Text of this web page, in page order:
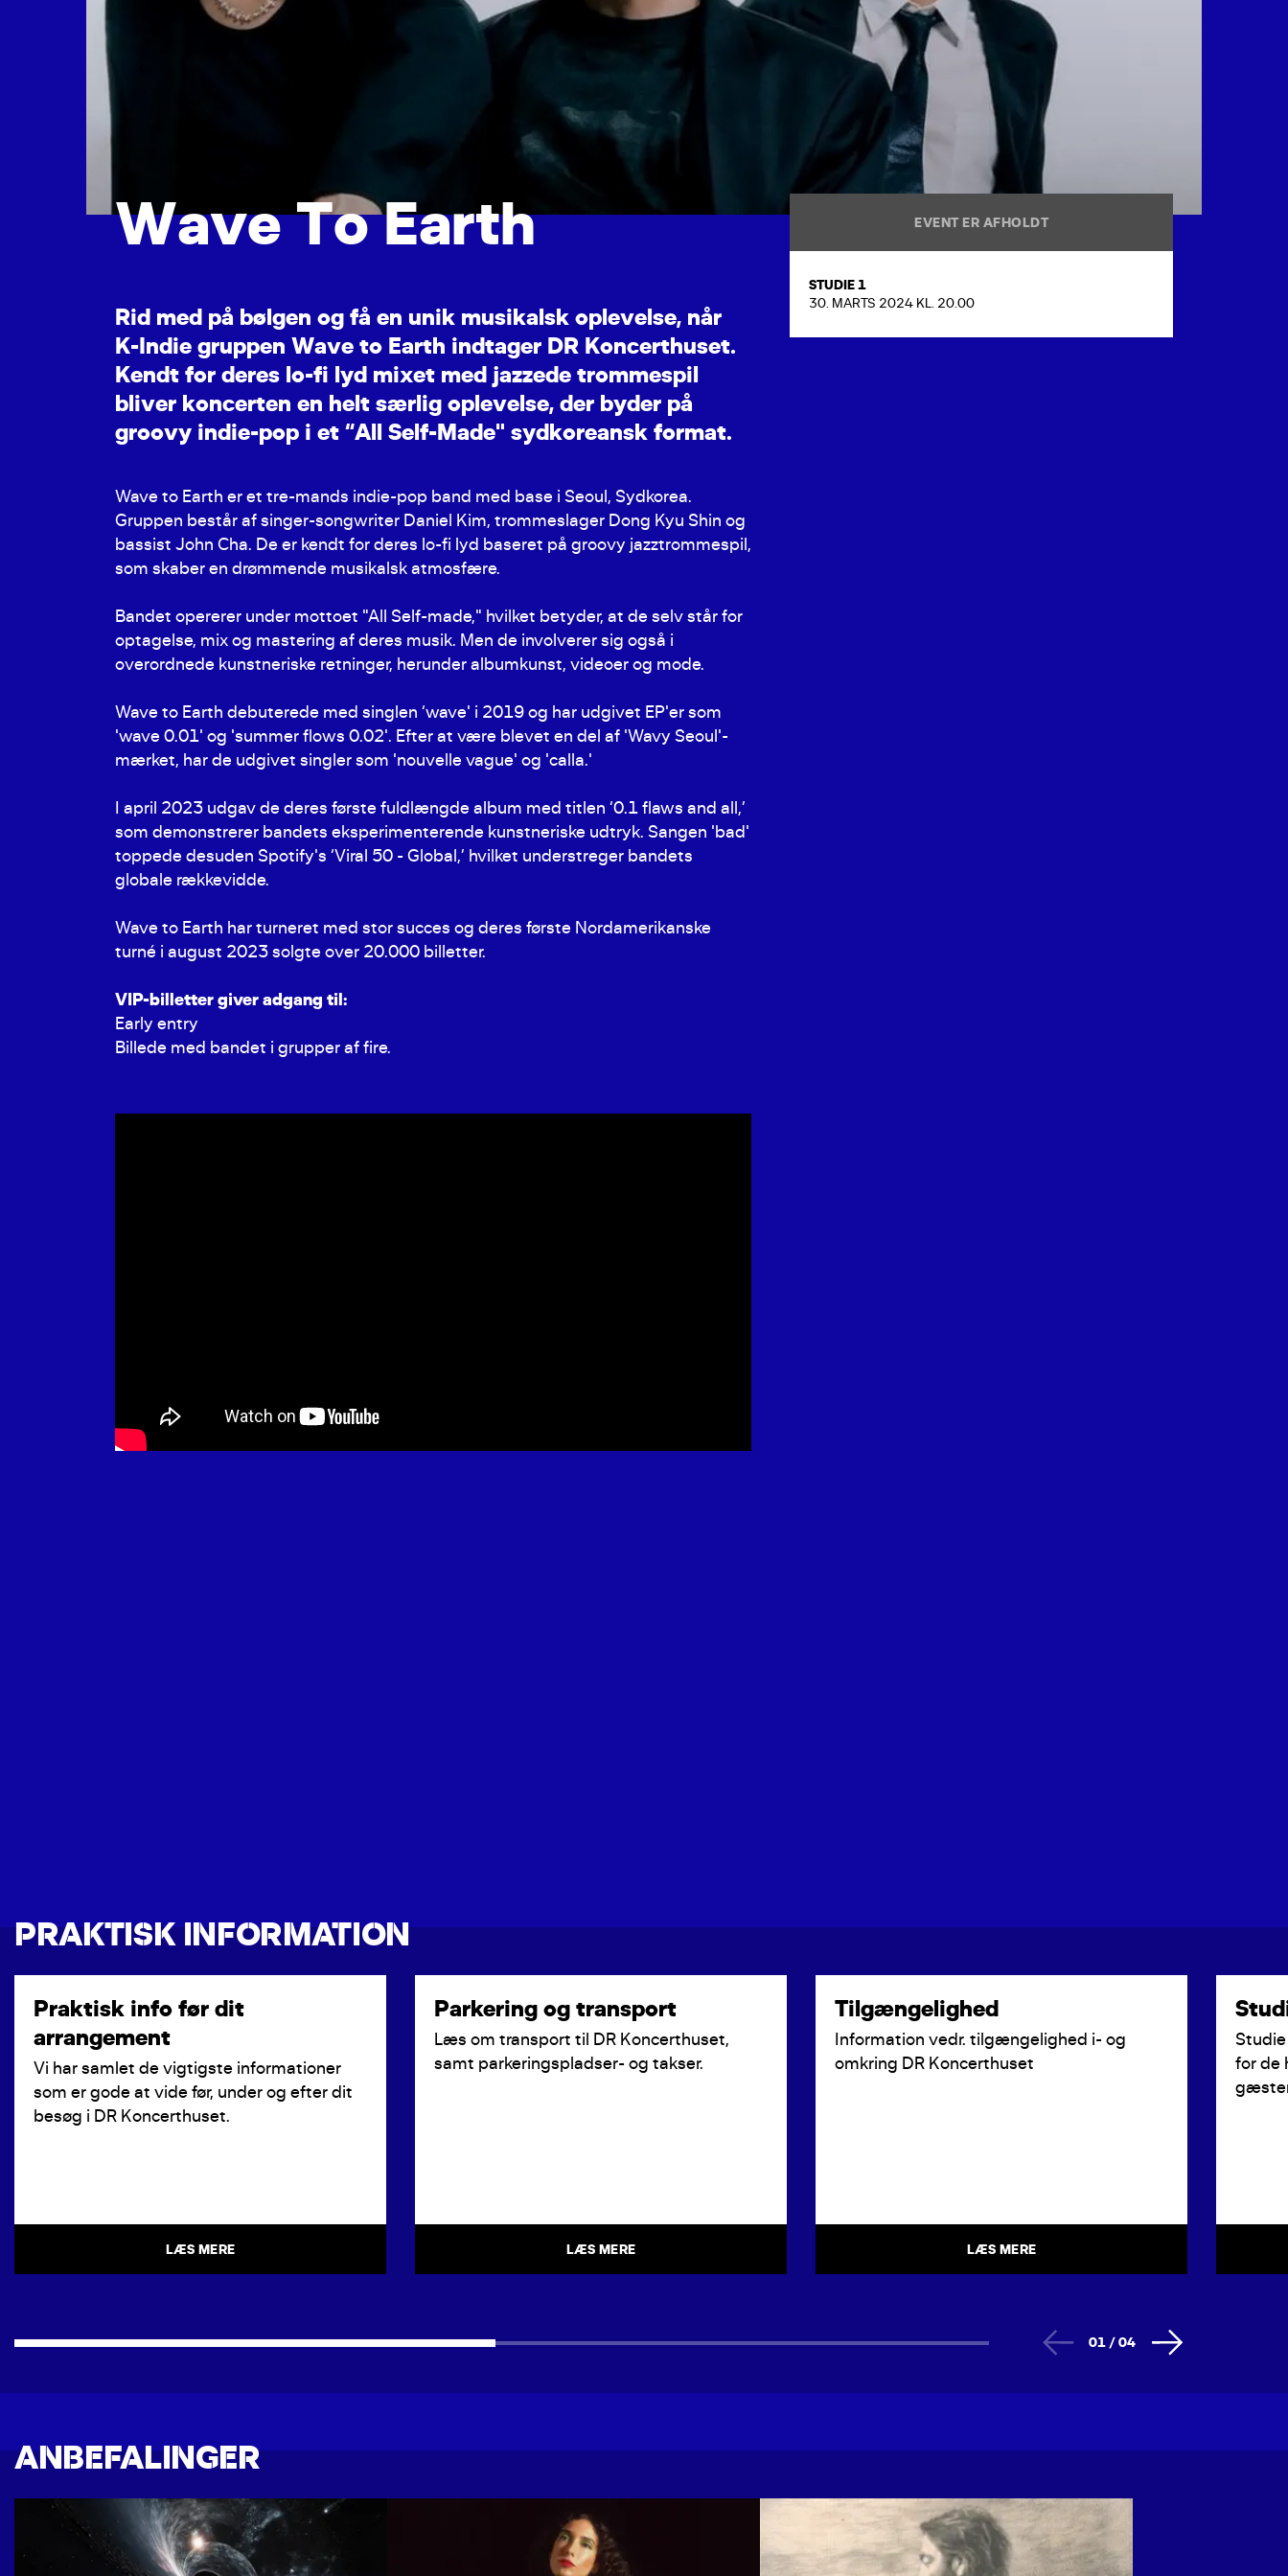
WaveToEarth
Rid med på bølgen og få en unik musikalsk oplevelse, når
K-Indie gruppen Wave to Earth indtager DR Koncerthuset.
Kendt for deres lo-fi lyd mixet med jazzede trommespil
bliver koncerten en helt særlig oplevelse, der byder på
groovy indie-pop i et “All Self-Made" sydkoreansk format.
Wave to Earth er et tre-mands indie-pop band med base i Seoul, Sydkorea.
Gruppen består af singer-songwriter Daniel Kim, trommeslager Dong Kyu Shin og
bassist John Cha. De er kendt for deres lo-fi lyd baseret på groovy jazztrommespil,
som skaber en drømmende musikalsk atmosfære.
Bandet opererer under mottoet "All Self-made," hvilket betyder, at de selv står for
optagelse, mix og mastering af deres musik. Men de involverer sig også i
overordnede kunstneriske retninger, herunder albumkunst, videoer og mode.
Wave to Earth debuterede med singlen ‘wave' i 2019 og har udgivet EP'er som
'wave 0.01' og 'summer flows 0.02'. Efter at være blevet en del af 'Wavy Seoul'-
mærket, har de udgivet singler som 'nouvelle vague' og 'calla.'
I april 2023 udgav de deres første fuldlængde album med titlen ‘0.1 flaws and all,’
som demonstrerer bandets eksperimenterende kunstneriske udtryk. Sangen 'bad'
toppede desuden Spotify's ‘Viral 50 - Global,’ hvilket understreger bandets
globale rækkevidde.
Wave to Earth har turneret med stor succes og deres første Nordamerikanske
turné i august 2023 solgte over 20.000 billetter.
VIP-billetter giver adgang til:
Early entry
Billede med bandet i grupper af fire.
EVENT ER AFHOLDT
STUDIE 1
30. MARTS 2024 KL. 20.00
PRAKTISK INFORMATION
Praktisk info før dit
arrangement
Vi har samlet de vigtigste informationer
som er gode at vide før, under og efter dit
besøg i DR Koncerthuset.
LÆS MERE
Parkering og transport
Læs om transport til DR Koncerthuset,
samt parkeringspladser- og takser.
LÆS MERE
Tilgængelighed
Information vedr. tilgængelighed i- og
omkring DR Koncerthuset
LÆS MERE
for de
01 /04
ANBEFALINGER
SCIENCE & COCKTAILS: BLACK HOLE
MYSTERIES
JOEP BEVING
JOEP BEVING